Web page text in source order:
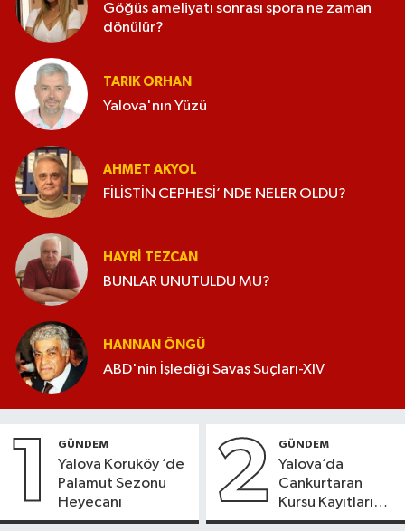
Göğüs ameliyatı sonrası spora ne zaman
dönülür?
TARIK ORHAN
Yalova'nın Yüzü
AHMET AKYOL
FİLİSTİN CEPHESİ’ NDE NELER OLDU?
HAYRI TEZCAN
BUNLAR UNUTULDU MU?
HANNAN ÖNGÜ
ABD'nin İşlediği Savaş Suçları-XIV
1 GÜNDEM
Yalova Koruköy ’de
Palamut Sezonu
Heyecanı
2 GÜNDEM
Yalova’da
Cankurtaran
Kursu Kayıtları
Başladı